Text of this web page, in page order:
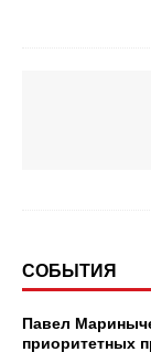
СОБЫТИЯ
Павел
приоритетных